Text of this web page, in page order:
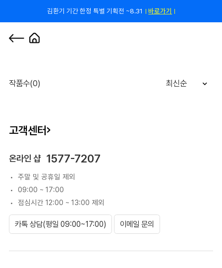
김환기 기간 한정 특별 기획전 ~8.31 바로가기
쿠폰 줄게, 친구 하자! 카카오톡 친구 추가하고 할인 쿠폰 받자!
작품수(0) 최신순
고객센터
온라인 샵 1577-7207
주말 및 공휴일 제외
09:00 ~ 17:00
점심시간 12:00 ~ 13:00 제외
카톡 상담(평일 09:00~17:00) 이메일 문의